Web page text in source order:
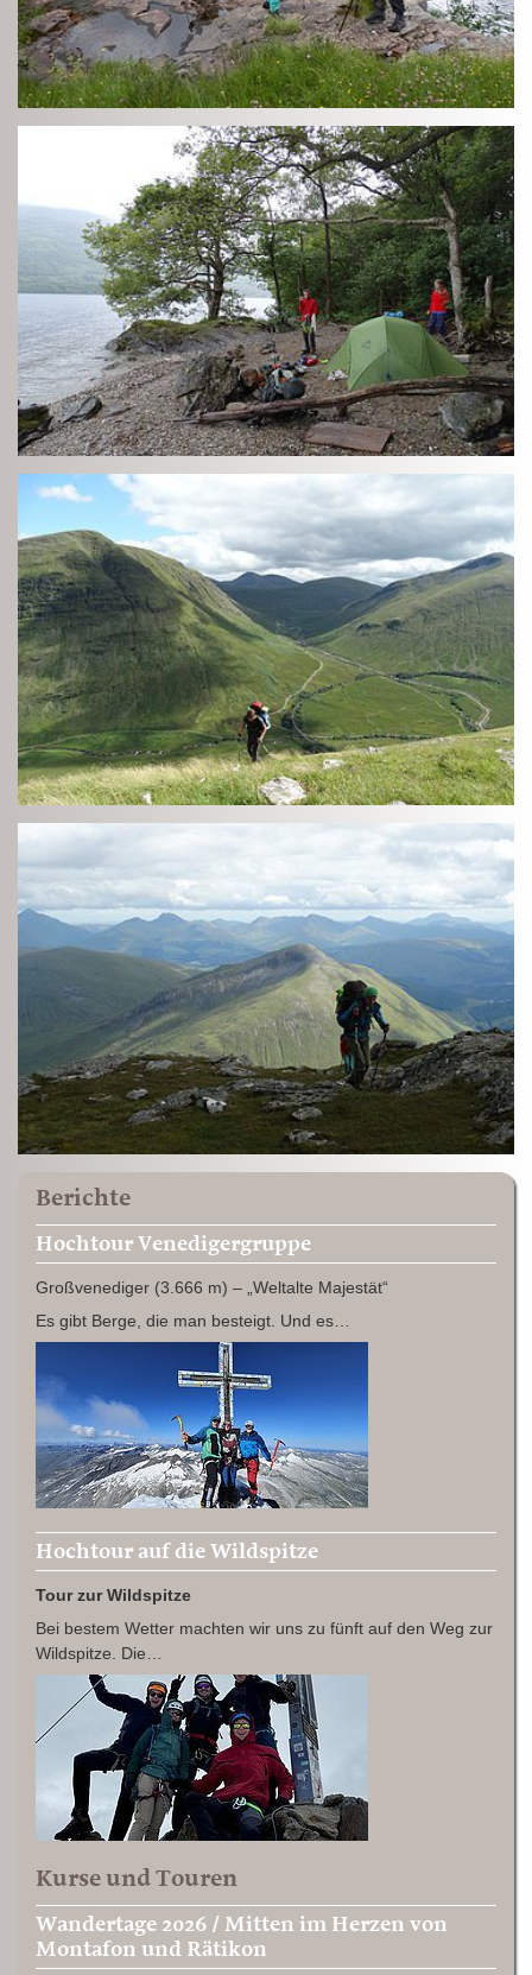
Berichte
Hochtour Venedigergruppe
Großvenediger (3.666 m) – „Weltalte Majestät“
Es gibt Berge, die man besteigt. Und es…
Hochtour auf die Wildspitze
Tour zur Wildspitze
Bei bestem Wetter machten wir uns zu fünft auf den Weg zur
Wildspitze. Die…
Kurse und Touren
Wandertage 2026 / Mitten im Herzen von
Montafon und Rätikon